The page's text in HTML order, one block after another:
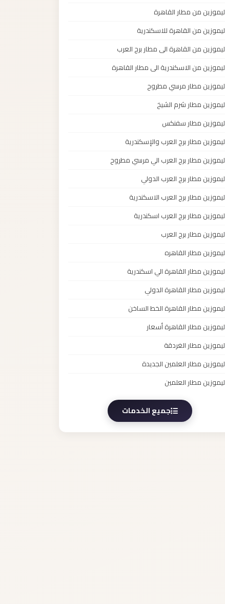
ليموزين من مطار القاهرة
ليموزين من القاهرة للاسكندرية
ليموزين من القاهرة الى مطار برج العرب
ليموزين من الاسكندرية الى مطار القاهرة
ليموزين مطار مرسي مطروح
ليموزين مطار شرم الشيخ
ليموزين مطار سفنكس
ليموزين مطار برج العرب والإسكندرية
ليموزين مطار برج العرب الي مرسي مطروح
ليموزين مطار برج العرب الدولي
ليموزين مطار برج العرب الاسكندرية
ليموزين مطار برج العرب اسكندرية
ليموزين مطار برج العرب
ليموزين مطار القاهره
ليموزين مطار القاهرة الي اسكندرية
ليموزين مطار القاهرة الدولي
ليموزين مطار القاهرة الخط الساخن
ليموزين مطار القاهرة أسعار
ليموزين مطار الغردقة
ليموزين مطار العلمين الجديدة
ليموزين مطار العلمين
جميع الخدمات